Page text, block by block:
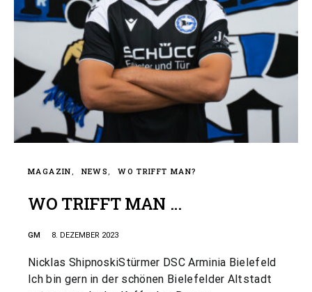
MAGAZIN NEWS WO TRIFFT MAN?
WO TRIFFT MAN …
GM 8. DEZEMBER 2023
Nicklas ShipnoskiStürmer DSC Arminia Bielefeld
Ich bin gern in der schönen Bielefelder Altstadt